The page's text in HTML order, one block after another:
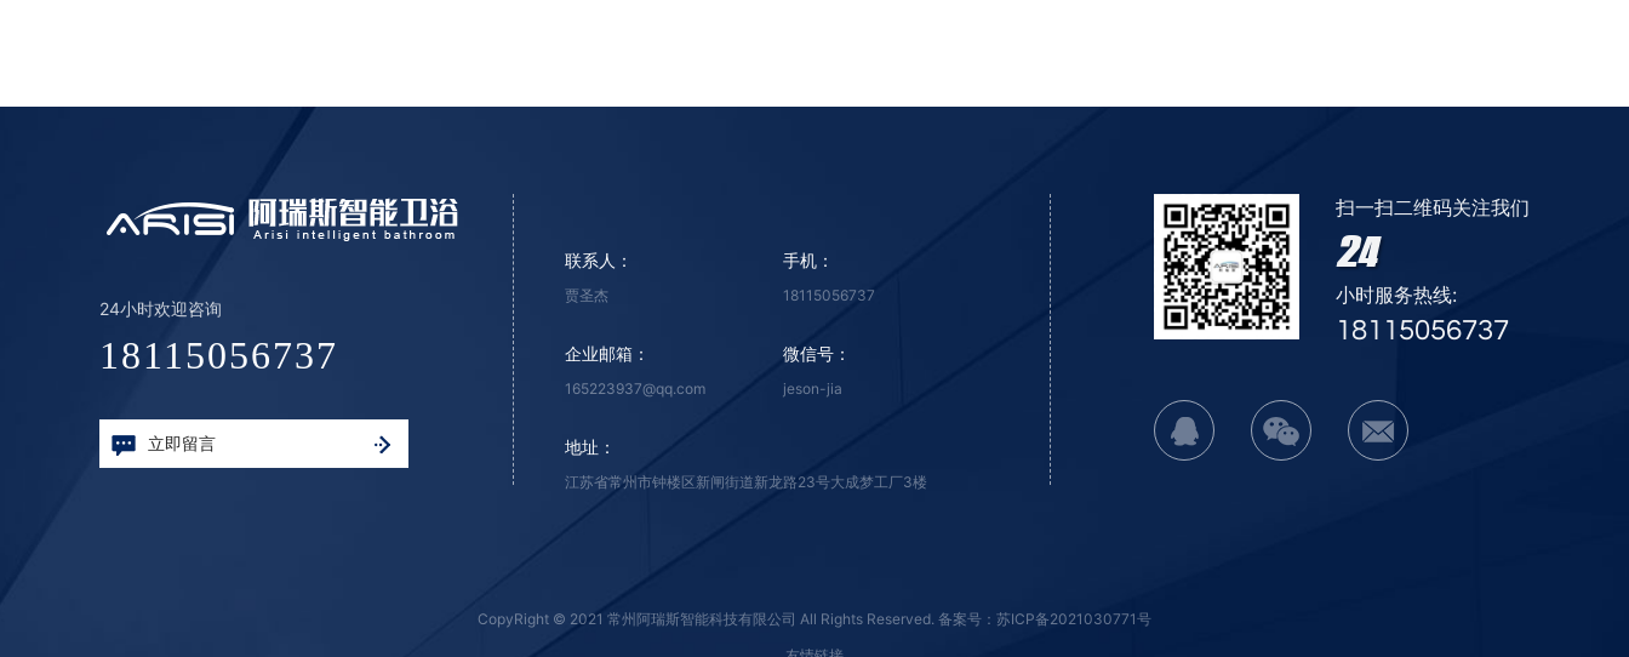
24小时欢迎咨询
18115056737
立即留言
联系人：
贾圣杰
手机：
18115056737
企业邮箱：
165223937@qq.com
微信号：
jeson-jia
地址：
江苏省常州市钟楼区新闸街道新龙路23号大成梦工厂3楼
扫一扫二维码关注我们
24
小时服务热线:
18115056737
CopyRight © 2021 常州阿瑞斯智能科技有限公司 All Rights Reserved. 备案号：苏ICP备2021030771号